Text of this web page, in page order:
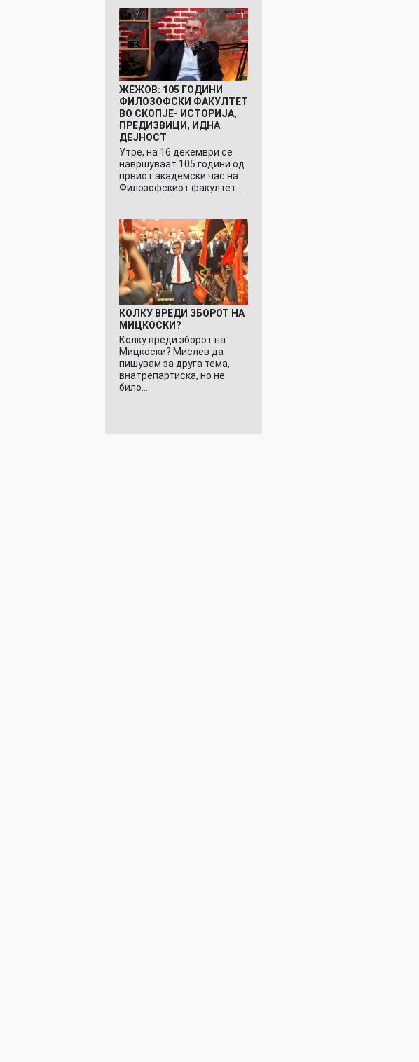
ЖЕЖОВ: 105 ГОДИНИ
ФИЛОЗОФСКИ ФАКУЛТЕТ
ВО СКОПЈЕ- ИСТОРИЈА,
ПРЕДИЗВИЦИ, ИДНА
ДЕЈНОСТ
Утре, на 16 декември се
навршуваат 105 години од
првиот академски час на
Филозофскиот факултет…
КОЛКУ ВРЕДИ ЗБОРОТ НА
МИЦКОСКИ?
Колку вреди зборот на
Мицкоски? Мислев да
пишувам за друга тема,
внатрепартиска, но не
било…